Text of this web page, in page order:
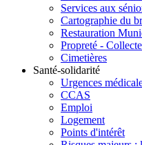
Services aux
Cartographie du
Restauration
Propreté -
Cimetières
Santé-solidarité
Urgences
CCAS
Emploi
Logement
Points d'intérêt